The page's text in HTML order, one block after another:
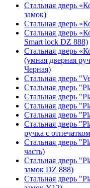
Стальная дверь
замок)
Стальная дверь
Стальная дверь
Smart lock DZ 888)
Стальная дверь
(умная дверная
Черная)
Стальная дверь
Стальная дверь
Стальная дверь
Стальная дверь
Стальная дверь
Стальная дверь
ручка с
Стальная дверь
часть)
Стальная дверь
замок DZ 888)
Стальная дверь